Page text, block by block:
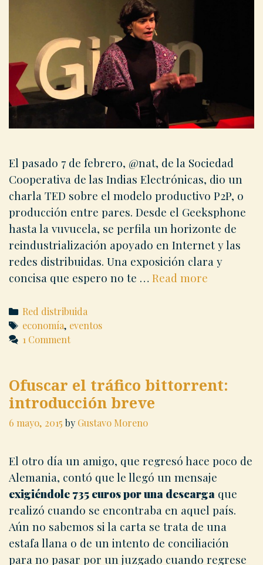
El pasado 7 de febrero, @nat, de la Sociedad
Cooperativa de las Indias Electrónicas, dio un
charla TED sobre el modelo productivo P2P, o
producción entre pares. Desde el Geeksphone
hasta la vuvucela, se perfila un horizonte de
reindustrialización apoyado en Internet y las
redes distribuidas. Una exposición clara y
concisa que espero no te … Read more
Categories
Red distribuida
Tags
economía, eventos
1 Comment
Ofuscar el tráfico bittorrent:
introducción breve
6 mayo, 2015 by Gustavo Moreno
El otro día un amigo, que regresó hace poco de
Alemania, contó que le llegó un mensaje
exigiéndole 735 euros por una descarga que
realizó cuando se encontraba en aquel país.
Aún no sabemos si la carta se trata de una
estafa llana o de un intento de conciliación
para no pasar por un juzgado cuando regrese